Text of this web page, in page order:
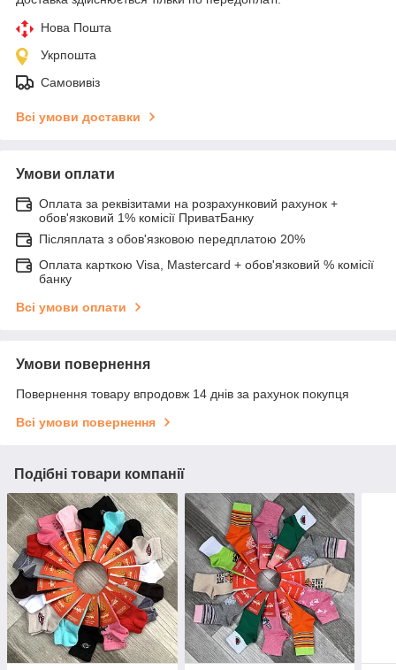
Нова Пошта
Укрпошта
Самовивіз
Всі умови доставки
Умови оплати
Оплата за реквізитами на розрахунковий рахунок +
обов'язковий 1% комісії ПриватБанку
Післяплата з обов'язковою передплатою 20%
Оплата карткою Visa, Mastercard + обов'язковий % комісії
банку
Всі умови оплати
Умови повернення
Повернення товару впродовж 14 днів за рахунок покупця
Всі умови повернення
Подібні товари компанії